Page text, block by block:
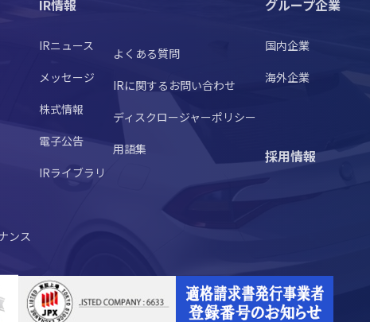
ンス
IR情報
IRニュース
メッセージ
株式情報
電子公告
IRライブラリ
よくある質問
IRに関するお問い合わせ
ディスクロージャーポリシー
用語集
グループ企業
国内企業
海外企業
採用情報